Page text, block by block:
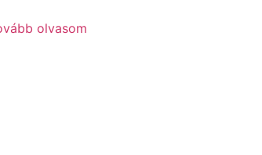
olvasom